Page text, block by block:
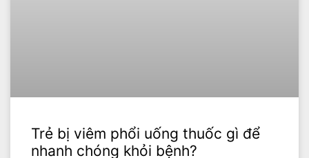
Trẻ bị viêm phổi uống thuốc gì để
nhanh chóng khỏi bệnh?